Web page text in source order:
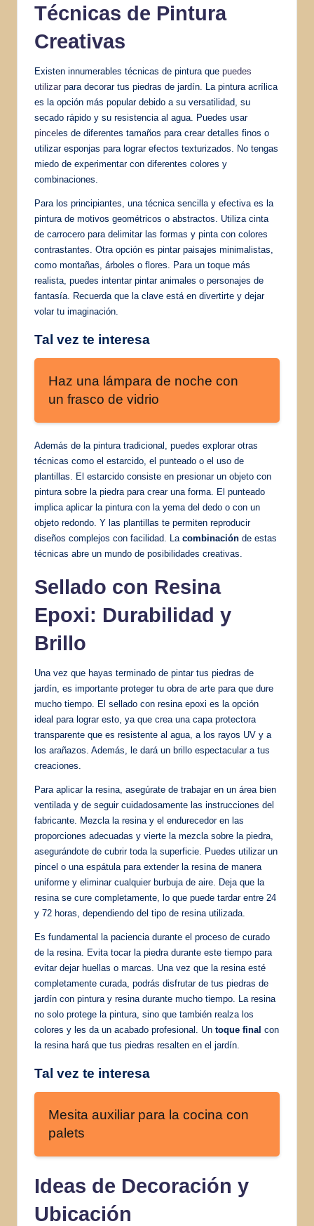
Técnicas de Pintura
Creativas
Existen innumerables técnicas de pintura que puedes
utilizar para decorar tus piedras de jardín. La pintura acrílica
es la opción más popular debido a su versatilidad, su
secado rápido y su resistencia al agua. Puedes usar
pinceles de diferentes tamaños para crear detalles finos o
utilizar esponjas para lograr efectos texturizados. No tengas
miedo de experimentar con diferentes colores y
combinaciones.
Para los principiantes, una técnica sencilla y efectiva es la
pintura de motivos geométricos o abstractos. Utiliza cinta
de carrocero para delimitar las formas y pinta con colores
contrastantes. Otra opción es pintar paisajes minimalistas,
como montañas, árboles o flores. Para un toque más
realista, puedes intentar pintar animales o personajes de
fantasía. Recuerda que la clave está en divertirte y dejar
volar tu imaginación.
Tal vez te interesa
Haz una lámpara de noche con
un frasco de vidrio
Además de la pintura tradicional, puedes explorar otras
técnicas como el estarcido, el punteado o el uso de
plantillas. El estarcido consiste en presionar un objeto con
pintura sobre la piedra para crear una forma. El punteado
implica aplicar la pintura con la yema del dedo o con un
objeto redondo. Y las plantillas te permiten reproducir
diseños complejos con facilidad. La combinación de estas
técnicas abre un mundo de posibilidades creativas.
Sellado con Resina
Epoxi: Durabilidad y
Brillo
Una vez que hayas terminado de pintar tus piedras de
jardín, es importante proteger tu obra de arte para que dure
mucho tiempo. El sellado con resina epoxi es la opción
ideal para lograr esto, ya que crea una capa protectora
transparente que es resistente al agua, a los rayos UV y a
los arañazos. Además, le dará un brillo espectacular a tus
creaciones.
Para aplicar la resina, asegúrate de trabajar en un área bien
ventilada y de seguir cuidadosamente las instrucciones del
fabricante. Mezcla la resina y el endurecedor en las
proporciones adecuadas y vierte la mezcla sobre la piedra,
asegurándote de cubrir toda la superficie. Puedes utilizar un
pincel o una espátula para extender la resina de manera
uniforme y eliminar cualquier burbuja de aire. Deja que la
resina se cure completamente, lo que puede tardar entre 24
y 72 horas, dependiendo del tipo de resina utilizada.
Es fundamental la paciencia durante el proceso de curado
de la resina. Evita tocar la piedra durante este tiempo para
evitar dejar huellas o marcas. Una vez que la resina esté
completamente curada, podrás disfrutar de tus piedras de
jardín con pintura y resina durante mucho tiempo. La resina
no solo protege la pintura, sino que también realza los
colores y les da un acabado profesional. Un toque final con
la resina hará que tus piedras resalten en el jardín.
Tal vez te interesa
Mesita auxiliar para la cocina con
palets
Ideas de Decoración y
Ubicación